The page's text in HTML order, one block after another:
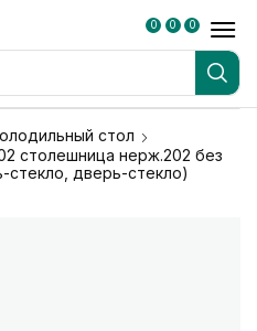
0 0 0
стол
столешница нерж.202 без
дверь-стекло)